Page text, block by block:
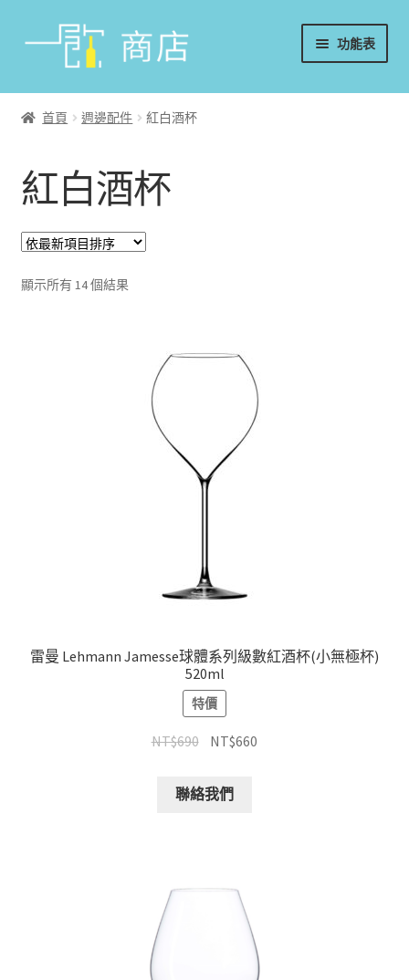
功能表
首頁
香檳/氣泡酒
威士忌
烈酒/利口酒/調酒
首頁 週邊配件 紅白酒杯
紅白酒杯
顯示所有 14 個結果
雷曼 Lehmann Jamesse球體系列級數紅酒杯(小無極杯)
520ml
特價
NT$690 NT$660
聯絡我們